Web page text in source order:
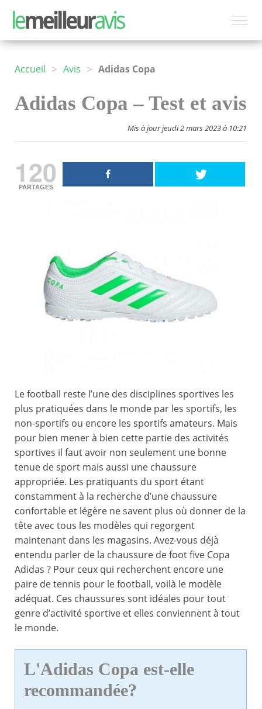
Accueil > Avis > Adidas Copa
Adidas Copa – Test et avis
Mis à jour jeudi 2 mars 2023 à 10:21
120
PARTAGES
Le football reste l’une des disciplines sportives les
plus pratiquées dans le monde par les sportifs, les
non-sportifs ou encore les sportifs amateurs. Mais
pour bien mener à bien cette partie des activités
sportives il faut avoir non seulement une bonne
tenue de sport mais aussi une chaussure
appropriée. Les pratiquants du sport étant
constamment à la recherche d’une chaussure
confortable et légère ne savent plus où donner de la
tête avec tous les modèles qui regorgent
maintenant dans les magasins. Avez-vous déjà
entendu parler de la chaussure de foot five Copa
Adidas ? Pour ceux qui recherchent encore une
paire de tennis pour le football, voilà le modèle
adéquat. Ces chaussures sont idéales pour tout
genre d’activité sportive et elles conviennent à tout
le monde.
L'Adidas Copa est-elle
recommandée?